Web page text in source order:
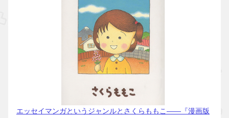
エッセイマンガというジャンルとさくらももこ――『漫画版